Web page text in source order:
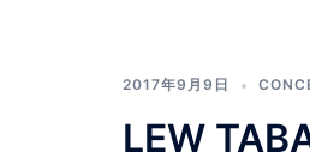
2017年9月9日
LEW